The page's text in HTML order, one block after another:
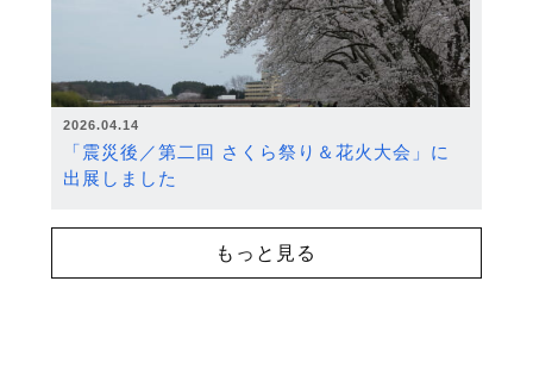
2026.04.14
「震災後／第二回 さくら祭り＆花火大会」に
出展しました
もっと見る